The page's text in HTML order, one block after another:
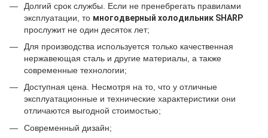
Долгий срок службы. Если не пренебрегать правилами
эксплуатации, то многодверный холодильник SHARP
прослужит не один десяток лет;
Для производства используется только качественная
нержавеющая сталь и другие материалы, а также
современные технологии;
Доступная цена. Несмотря на то, что у отличные
эксплуатационные и технические характеристики они
отличаются выгодной стоимостью;
Современный дизайн;